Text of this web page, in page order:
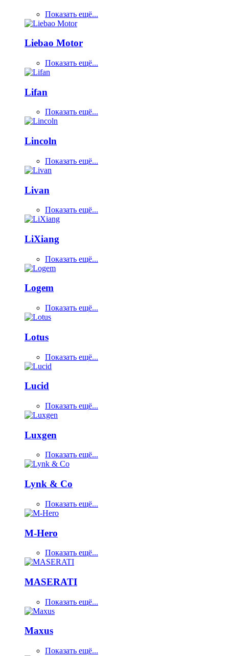
Показать ещё...
Liebao Motor
Показать ещё...
Lifan
Показать ещё...
Lincoln
Показать ещё...
Livan
Показать ещё...
LiXiang
Показать ещё...
Logem
Показать ещё...
Lotus
Показать ещё...
Lucid
Показать ещё...
Luxgen
Показать ещё...
Lynk & Co
Показать ещё...
M-Hero
Показать ещё...
MASERATI
Показать ещё...
Maxus
Показать ещё...